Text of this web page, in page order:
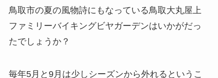
鳥取市の夏の風物詩にもなっている鳥取大丸屋上
ファミリーバイキングビヤガーデンはいかがだっ
たでしょうか？
毎年5月と9月は少しシーズンから外れるというこ